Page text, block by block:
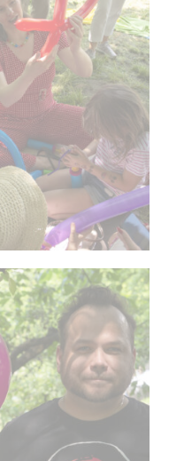
Edukacja
Projekty
Wolontariat
Kolekcja im. Jana
Pawła II